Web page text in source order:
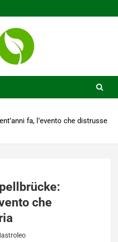
fa, l’evento che distrusse
che